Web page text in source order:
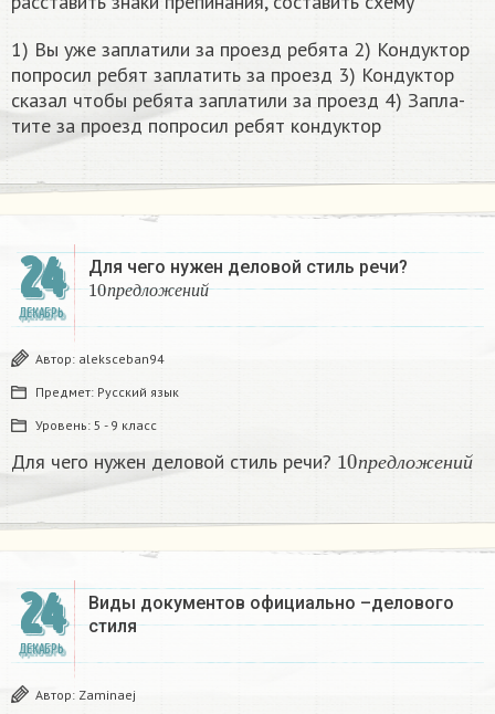
1) Вы уже за­пла­ти­ли за про­езд ре­бя­та 2) Кон­дук­тор
по­про­сил ребят за­пла­тить за про­езд 3) Кон­дук­тор
ска­зал чтобы ре­бя­та за­пла­ти­ли за про­езд 4) За­пла­
ти­те за про­езд по­про­сил ребят кон­дук­тор​
24
ДЕКАБРЬ
Для чего нужен деловой стиль речи?
пр е дл о ж е н и й
10пр ед лож ений
Автор: aleksceban94
Предмет: Русский язык
Уровень: 5 - 9 класс
Для чего нужен деловой стиль речи? п р е дл о ж е н и й
10 й
24
ДЕКАБРЬ
Виды документов официально –делового
стиля
Автор: Zaminaej